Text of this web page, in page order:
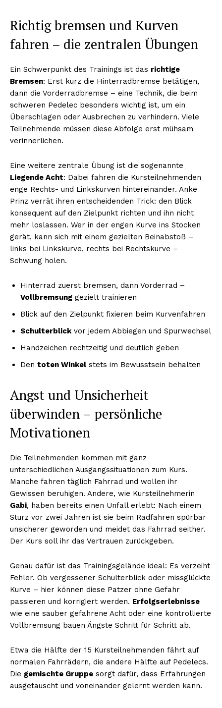
Richtig bremsen und Kurven
fahren – die zentralen Übungen
Ein Schwerpunkt des Trainings ist das richtige
Bremsen: Erst kurz die Hinterradbremse betätigen,
dann die Vorderradbremse – eine Technik, die beim
schweren Pedelec besonders wichtig ist, um ein
Überschlagen oder Ausbrechen zu verhindern. Viele
Teilnehmende müssen diese Abfolge erst mühsam
verinnerlichen.
Eine weitere zentrale Übung ist die sogenannte
Liegende Acht: Dabei fahren die Kursteilnehmenden
enge Rechts- und Linkskurven hintereinander. Anke
Prinz verrät ihren entscheidenden Trick: den Blick
konsequent auf den Zielpunkt richten und ihn nicht
mehr loslassen. Wer in der engen Kurve ins Stocken
gerät, kann sich mit einem gezielten Beinabstoß –
links bei Linkskurve, rechts bei Rechtskurve –
Schwung holen.
Hinterrad zuerst bremsen, dann Vorderrad –
Vollbremsung gezielt trainieren
Blick auf den Zielpunkt fixieren beim Kurvenfahren
Schulterblickvor jedem Abbiegen und Spurwechsel
Handzeichen rechtzeitig und deutlich geben
Den toten Winkel stets im Bewusstsein behalten
Angst und Unsicherheit
überwinden – persönliche
Motivationen
Die Teilnehmenden kommen mit ganz
unterschiedlichen Ausgangssituationen zum Kurs.
Manche fahren täglich Fahrrad und wollen ihr
Gewissen beruhigen. Andere, wie Kursteilnehmerin
Gabi, haben bereits einen Unfall erlebt: Nach einem
Sturz vor zwei Jahren ist sie beim Radfahren spürbar
unsicherer geworden und meidet das Fahrrad seither.
Der Kurs soll ihr das Vertrauen zurückgeben.
Genau dafür ist das Trainingsgelände ideal: Es verzeiht
Fehler. Ob vergessener Schulterblick oder missglückte
Kurve – hier können diese Patzer ohne Gefahr
passieren und korrigiert werden. Erfolgserlebnisse
wie eine sauber gefahrene Acht oder eine kontrollierte
Vollbremsung bauen Ängste Schritt für Schritt ab.
Etwa die Hälfte der 15 Kursteilnehmenden fährt auf
normalen Fahrrädern, die andere Hälfte auf Pedelecs.
Die gemischte Gruppe sorgt dafür, dass Erfahrungen
ausgetauscht und voneinander gelernt werden kann.